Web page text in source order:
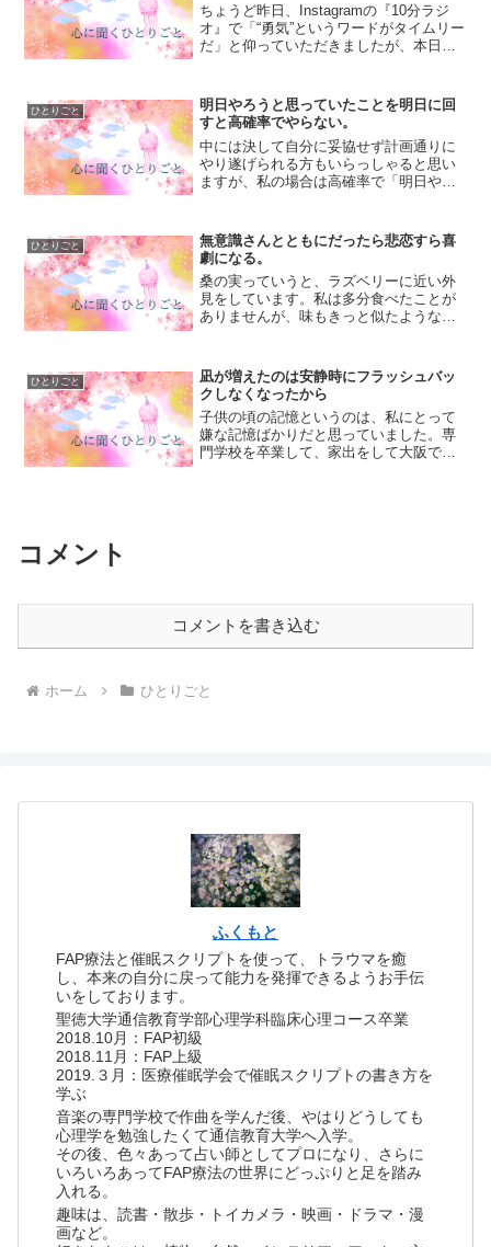
ちょうど昨日、Instagramの『10分ラジ
オ』で「“勇気”というワードがタイムリー
だ」と仰っていただきましたが、本日の
う、昼下がりの保育園でみんなで一列に
並んで川沿い...
ひとりごと
明日やろうと思っていたことを明日に回
すと高確率でやらない。
中には決して自分に妥協せず計画通りに
やり遂げられる方もいらっしゃると思い
ますが、私の場合は高確率で「明日やろ
思った時に、まず一つ、脳梁のバランス
が悪いことですね。『片づ...
ひとりごと
無意識さんとともにだったら悲恋すら喜
劇になる。
桑の実っていうと、ラズベリーに近い外
見をしています。私は多分食べたことが
ありませんが、味もきっと似たようなも
「催眠」です。「何だかよく分からない
けど自分は運が悪い！」とい...
ひとりごと
凪が増えたのは安静時にフラッシュバッ
クしなくなったから
子供の頃の記憶というのは、私にとって
嫌な記憶ばかりだと思っていました。専
門学校を卒業して、家出をして大阪で一
コメント
コメントを書き込む
ホーム ひとりごと
ふくもと
FAP療法と催眠スクリプトを使って、トラウマを癒
し、本来の自分に戻って能力を発揮できるようお手伝
いをしております。
聖徳大学通信教育学部心理学科臨床心理コース卒業
2018.10月：FAP初級
2018.11月：FAP上級
2019.３月：医療催眠学会で催眠スクリプトの書き方を
学ぶ
音楽の専門学校で作曲を学んだ後、やはりどうしても
心理学を勉強したくて通信教育大学へ入学。
その後、色々あって占い師としてプロになり、さらに
いろいろあってFAP療法の世界にどっぷりと足を踏み
入れる。
趣味は、読書・散歩・トイカメラ・映画・ドラマ・漫
画など。